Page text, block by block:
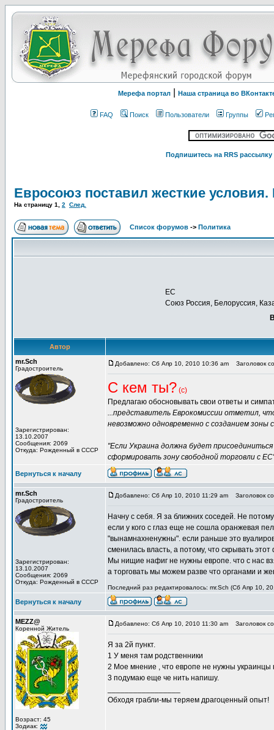
Мерефа портал Наша страница во
FAQ Поиск Пользователи Группы
Подпишитесь на RRS
Евросоюз поставил жесткие
На страницу 1 2 След.
Список форумов -> Политика
ЕС
Союз Россия, Белоруссия,
Автор
mr.Sch
Градостроитель
Зарегистрирован:
13.10.2007
Сообщения: 2069
Откуда: Рожденный в СССР
Добавлено: Сб Апр 10, 2010 10:36 am Заголовок
С кем ты? (с)
Предлагаю обосновывать свои ответы и
...представитель Еврокомиссии отметил,
невозможно одновременно с созданием зоны
"Если Украина должна будет
сформировать зону свободной торговли с
Вернуться к началу
mr.Sch
Градостроитель
Зарегистрирован:
13.10.2007
Сообщения: 2069
Откуда: Рожденный в СССР
Добавлено: Сб Апр 10, 2010 11:29 am Заголовок
Начну с себя. Я за ближних соседей. Не
если у кого с глаз еще не сошла оранжевая
"вынамнахненужны". если раньше это
сменилась власть, а потому, что скрывать
Мы нищие нафиг не нужны европе. что с нас
а торговать мы можем разве что органами и
Последний раз редактировалось: mr.Sch (Сб Апр 10,
Вернуться к началу
MEZZ@
Коренной Житель
Возраст: 45
Зодиак:
Добавлено: Сб Апр 10, 2010 11:30 am Заголовок
Я за 2й пункт.
1 У меня там родственники
2 Мое мнение , что европе не нужны украинцы
3 подумаю еще че нить напишу.
Обходя грабли-мы теряем драгоценный опыт!